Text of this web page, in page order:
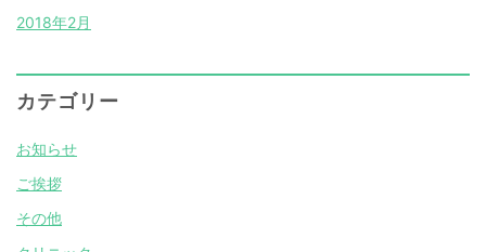
2018年2月
カテゴリー
お知らせ
ご挨拶
その他